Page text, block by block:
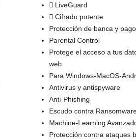
LiveGuard
Cifrado potente
Protección de banca y
Parental Control
Protege el acceso a tus
web
Para Windows-MacOS-
Antivirus y antispyware
Anti-Phishing
Escudo contra
Machine-Learning
Protección contra ataques